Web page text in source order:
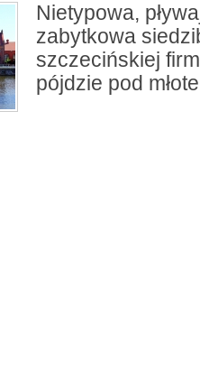
Nietypowa,
zabytkowa
szczecińskiej
pójdzie pod